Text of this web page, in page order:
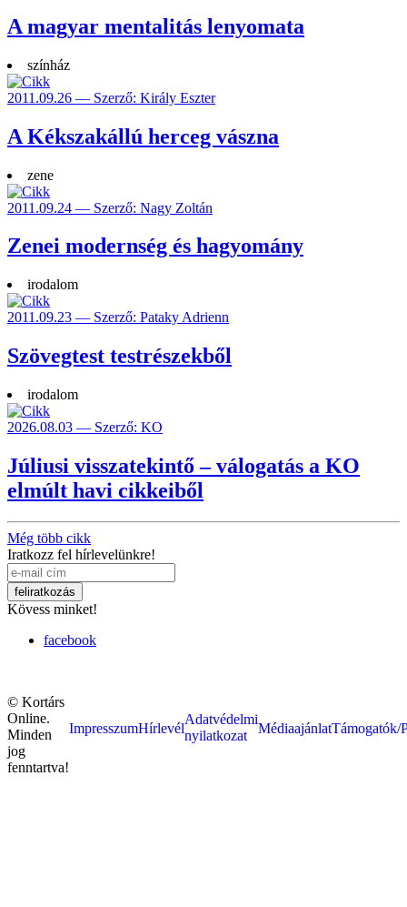
A magyar mentalitás lenyomata
színház
2011.09.26 — Szerző: Király Eszter
A Kékszakállú herceg vászna
zene
2011.09.24 — Szerző: Nagy Zoltán
Zenei modernség és hagyomány
irodalom
2011.09.23 — Szerző: Pataky Adrienn
Szövegtest testrészekből
irodalom
2026.08.03 — Szerző: KO
Júliusi visszatekintő – válogatás a KO
elmúlt havi cikkeiből
Még több cikk
Iratkozz fel hírlevelünkre!
Kövess minket!
facebook
© Kortárs
Online.
Minden
jog
fenntartva!
ImpresszumHírlevél
Adatvédelmi
nyilatkozat
MédiaajánlatTámogatók/